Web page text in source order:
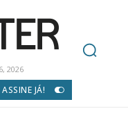
2026
ASSINE JÁ!